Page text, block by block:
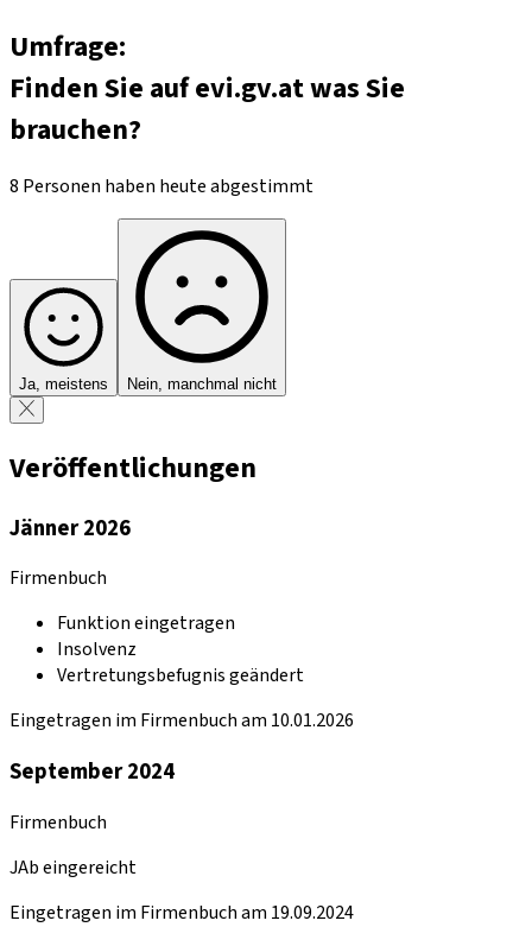
Umfrage:
Finden Sie auf evi.gv.at was Sie
brauchen?
8 Personen haben heute abgestimmt
Ja, meistens Nein, manchmal nicht
Veröffentlichungen
Jänner 2026
Firmenbuch
Funktion eingetragen
Insolvenz
Vertretungsbefugnis geändert
Eingetragen im Firmenbuch am 10.01.2026
September 2024
Firmenbuch
JAb eingereicht
Eingetragen im Firmenbuch am 19.09.2024